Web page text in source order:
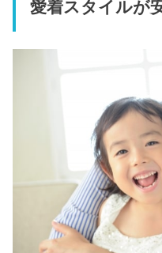
愛着スタイルが